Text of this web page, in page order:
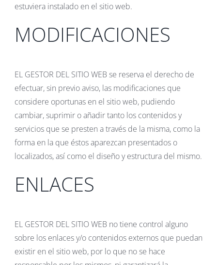
estuviera instalado en el sitio web.
MODIFICACIONES
EL GESTOR DEL SITIO WEB se reserva el derecho de
efectuar, sin previo aviso, las modificaciones que
considere oportunas en el sitio web, pudiendo
cambiar, suprimir o añadir tanto los contenidos y
servicios que se presten a través de la misma, como la
forma en la que éstos aparezcan presentados o
localizados, así como el diseño y estructura del mismo.
ENLACES
EL GESTOR DEL SITIO WEB no tiene control alguno
sobre los enlaces y/o contenidos externos que puedan
existir en el sitio web, por lo que no se hace